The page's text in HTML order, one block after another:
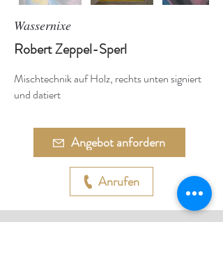
Wassernixe
Robert Zeppel-Sperl
Mischtechnik auf Holz, rechts unten signiert
und datiert
Angebot anfordern
Anrufen